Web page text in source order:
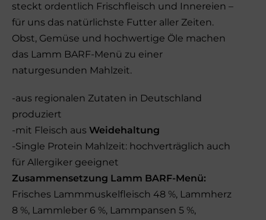
steckt ordentlich Frischfleisch und Innereien –
für uns das natürlichste Futter aller Zeiten.
Obst, Gemüse und hochwertige Öle machen
das Lamm BARF-Menü zu einer
naturgesunden Mahlzeit.
-aus regionalen Zutaten in Deutschland
produziert
-mit Fleisch aus Weidehaltung
-Single Protein Mahlzeit: hochverträglich auch
für Allergiker geeignet
Zusammensetzung Lamm BARF-Menü:
Frisches Lammmuskelfleisch 48 %, Lammherz
8 %, Lammleber 6 %, Lammpansen 5 %,